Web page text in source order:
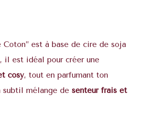
Coton” est à base de cire de soja
il est idéal pour créer une
cosy, tout en parfumant ton
subtil mélange desenteurfrais et